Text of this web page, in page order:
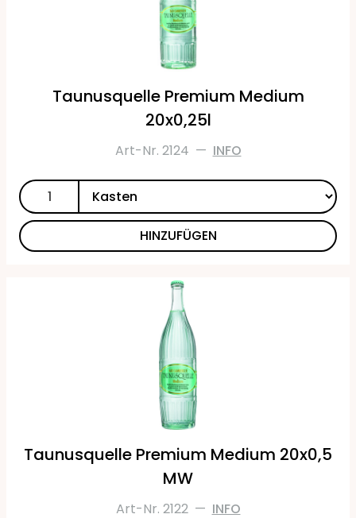
Taunusquelle Premium Medium
20x0,25l
Art-Nr. 2124 — INFO
HINZUFÜGEN
Taunusquelle Premium Medium 20x0,5
MW
Art-Nr. 2122 — INFO